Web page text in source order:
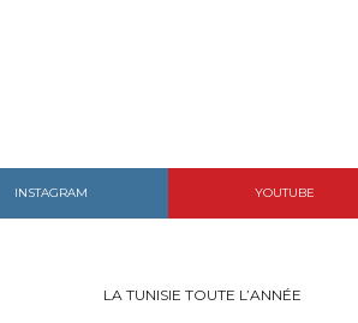
INSTAGRAM YOUTUBE
LA TUNISIE TOUTE L’ANNÉE